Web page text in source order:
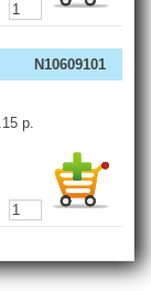
N10609101
р.